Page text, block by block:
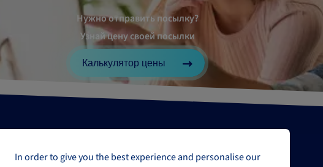
Нужно отправить посылку?
Узнай цену своей посылки
Калькулятор цены
In order to give you the best experience and personalise our